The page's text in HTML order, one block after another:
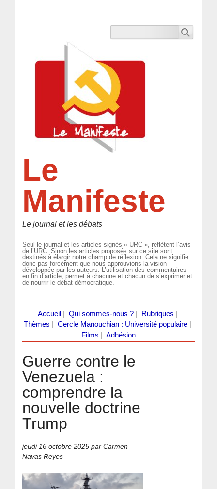
Le
Manifeste
Le journal et les débats
Seul le journal et les articles signés « URC », reflètent l’avis
de l’URC. Sinon les articles proposés sur ce site sont
destinés à élargir notre champ de réflexion. Cela ne signifie
donc pas forcément que nous approuvions la vision
développée par les auteurs. L’utilisation des commentaires
en fin d’article, permet à chacune et chacun de s’exprimer et
de nourrir le débat démocratique.
Accueil Qui sommes-nous ?| Rubriques
Thèmes
Cercle Manouchian : Université populaire
Films
Adhésion
Guerre contre le
Venezuela :
comprendre la
nouvelle doctrine
Trump
jeudi 16 octobre 2025 par Carmen
Navas Reyes